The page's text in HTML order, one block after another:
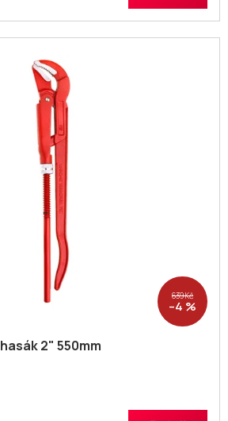
639 Kč
–4 %
hasák 2" 550mm